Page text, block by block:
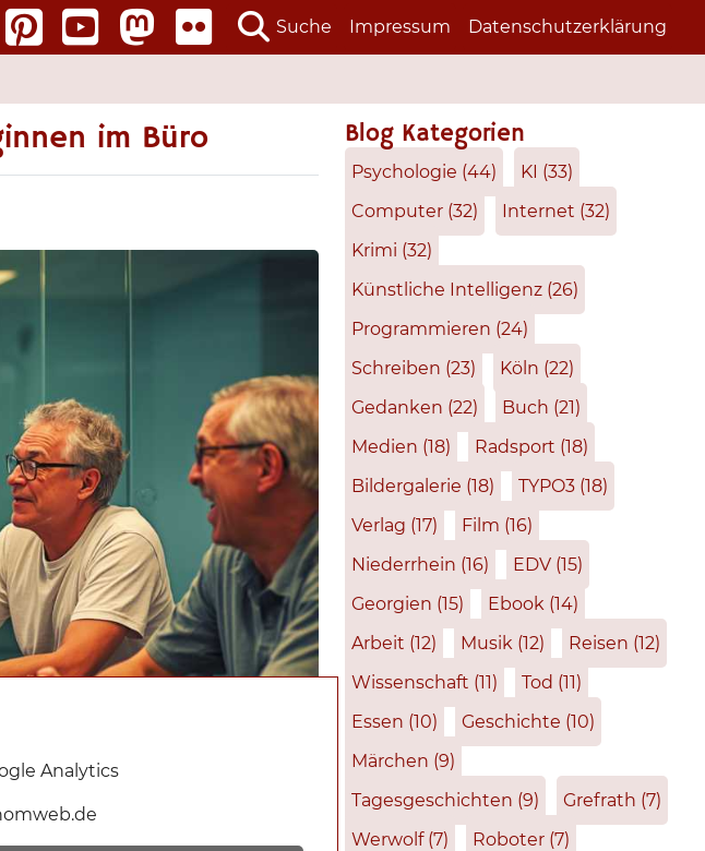
Suche Impressum Datenschutzerklärung
im Büro Blog Kategorien
Psychologie (44) KI (33)
Computer (32) Internet (32)
Krimi (32)
Künstliche Intelligenz (26)
Programmieren (24)
Schreiben (23) Köln (22)
Gedanken (22) Buch (21)
Medien (18) Radsport (18)
Bildergalerie (18) TYPO3 (18)
Verlag (17) Film (16)
Niederrhein (16) EDV (15)
Georgien (15) Ebook (14)
Arbeit (12) Musik (12) Reisen (12)
Wissenschaft (11) Tod (11)
Essen (10) Geschichte (10)
Märchen (9)
Tagesgeschichten (9) Grefrath (7)
Werwolf (7) Roboter (7)
Analytics